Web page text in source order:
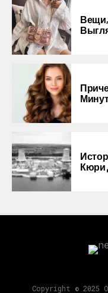
Кюри
Copyright © 2025